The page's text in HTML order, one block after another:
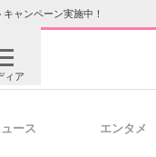
ャンペーン実施中！
ィア
ース エンタメ